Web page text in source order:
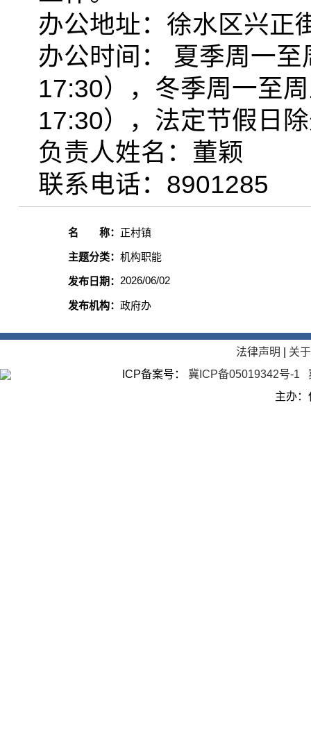
办公地址：徐水区兴正
办公时间： 夏季周一
17:30），冬季周一至
17:30），法定节假日
负责人姓名：董颖
联系电话：8901285
名 称： 正村镇
主题分类： 机构职能
发布日期： 2026/06/02
发布机构： 政府办
法律声明
关
ICP备案号：
冀ICP备05019342号-1
主办